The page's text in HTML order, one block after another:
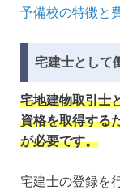
予備校の特徴と
宅建士として
宅地建物取引士
資格を取得する
が必要です。
宅建士の登録を